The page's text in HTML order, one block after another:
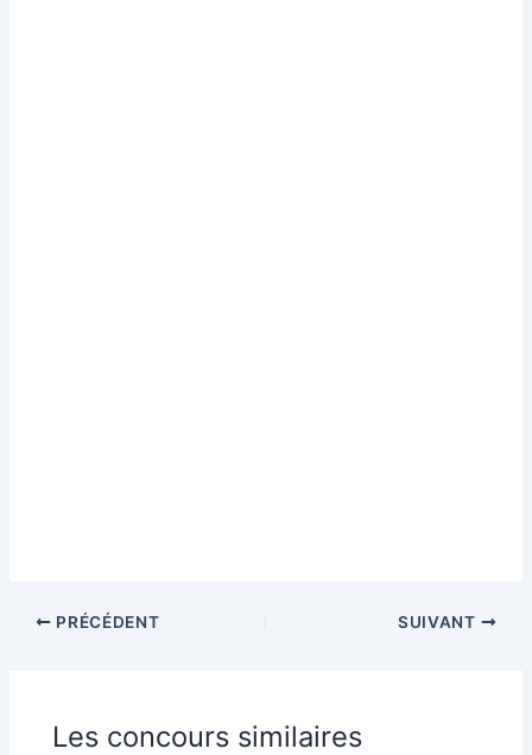
PRÉCÉDENT SUIVANT
Les concours similaires